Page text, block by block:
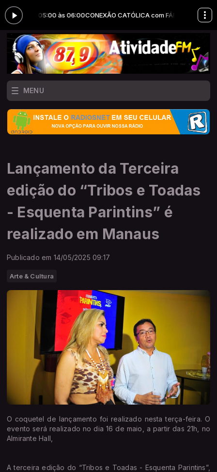
das 05:00 às 06:00CONEXÃO CATÓLICA com FÁBIO BRUNO das
MENU
Lançamento da Terceira
edição do “Tribos e Toadas
- Esquenta Parintins” é
realizado em Manaus
Publicado em 14/05/2025 09:17
Arte & Cultura
O coquetel de lançamento foi realizado nesta terça-feira. O
evento será realizado no dia 16 de maio, a partir das 21h, no
Almirante Hall,
A terceira edição do “Tribos e Toadas - Esquenta Parintins”,